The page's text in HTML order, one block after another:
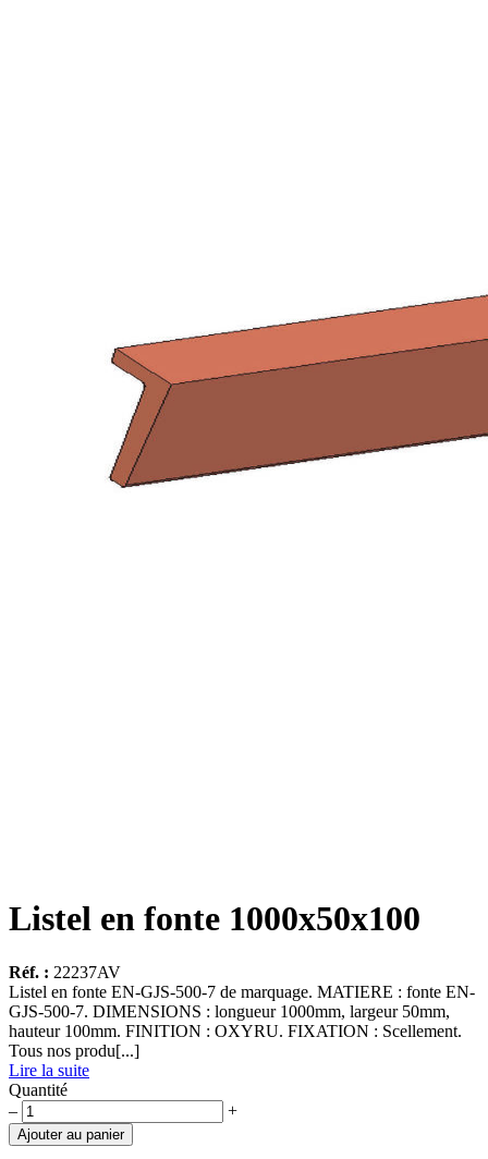
Listel en fonte 1000x50x100
Réf. : 22237AV
Listel en fonte EN-GJS-500-7 de marquage. MATIERE : fonte EN-
GJS-500-7. DIMENSIONS : longueur 1000mm, largeur 50mm,
hauteur 100mm. FINITION : OXYRU. FIXATION : Scellement.
Tous nos produ[...]
Lire la suite
Quantité
quantité
de
Listel
– +
Ajouter au panier